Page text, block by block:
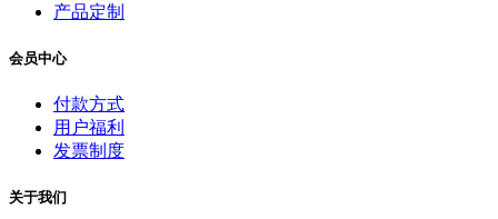
产品定制
会员中心
付款方式
用户福利
发票制度
关于我们